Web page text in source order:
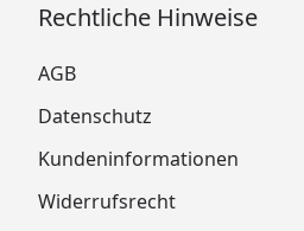
Rechtliche Hinweise
AGB
Datenschutz
Kundeninformationen
Widerrufsrecht